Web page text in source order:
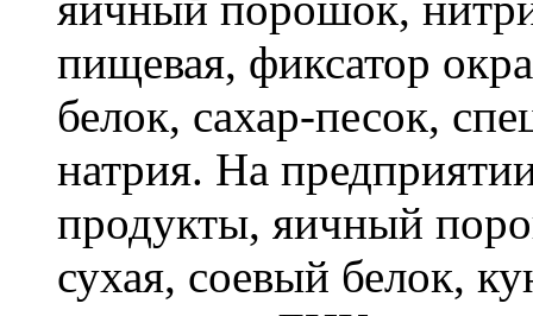
пищевая, фиксатор
белок, сахар-песок,
натрия. На
продукты, яичный
сухая, соевый белок,